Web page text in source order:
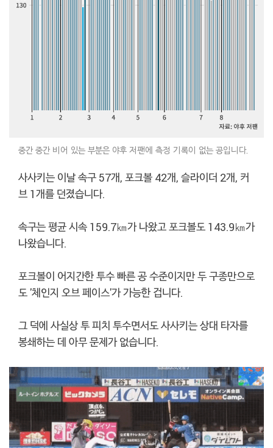
중간 중간 비어 있는 부분은 야후 저팬에 측정 기록이 없는 공입니다.
사사키는 이날 속구 57개, 포크볼 42개, 슬라이더 2개, 커
브 1개를 던졌습니다.
속구는 평균 시속 159.7㎞가 나왔고 포크볼도 143.9㎞가
나왔습니다.
포크볼이 어지간한 투수 빠른 공 수준이지만 두 구종만으로
도 '체인지 오브 페이스'가 가능한 겁니다.
그 덕에 사실상 투 피치 투수면서도 사사키는 상대 타자를
봉쇄하는 데 아무 문제가 없습니다.